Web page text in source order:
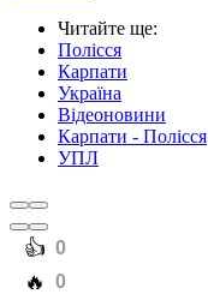
Читайте ще:
Полісся
Карпати
Україна
Відеоновини
Карпати - Полісся
УПЛ
️👍 0
️🔥 0